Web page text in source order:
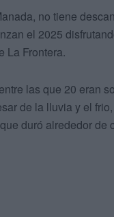
no tiene
el 2025
La Frontera.
las que 20 eran
de la lluvia y el
duró alrededor de